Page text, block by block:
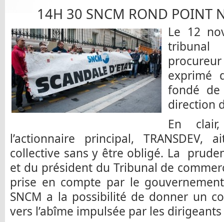
14H 30 SNCM ROND POINT
Le 12
exprimé
fondé de
direction
En
l’actionnaire principal,
collective sans y être obligé. La
et du président du Tribunal de
prise en compte par le
SNCM a la possibilité de donner un
vers l’abîme impulsée par les